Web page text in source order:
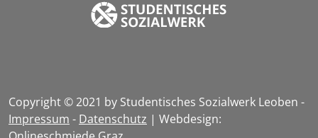
Copyright © 2021 by Studentisches Sozialwerk Leoben -
Impressum - Datenschutz | Webdesign: